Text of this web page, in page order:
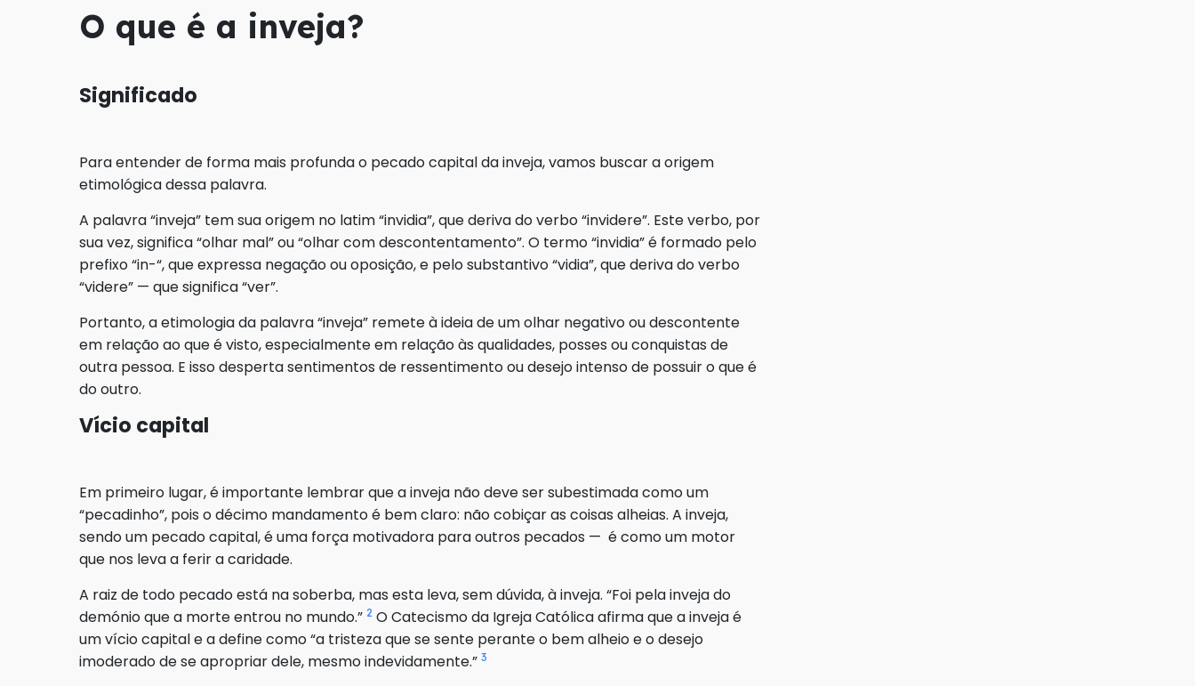
O que é a inveja?
Significado
Para entender de forma mais profunda o pecado capital da inveja, vamos buscar a origem
etimológica dessa palavra.
A palavra “inveja” tem sua origem no latim “invidia”, que deriva do verbo “invidere”. Este verbo, por
sua vez, significa “olhar mal” ou “olhar com descontentamento”. O termo “invidia” é formado pelo
prefixo “in-“, que expressa negação ou oposição, e pelo substantivo “vidia”, que deriva do verbo
“videre” — que significa “ver”.
Portanto, a etimologia da palavra “inveja” remete à ideia de um olhar negativo ou descontente
em relação ao que é visto, especialmente em relação às qualidades, posses ou conquistas de
outra pessoa. E isso desperta sentimentos de ressentimento ou desejo intenso de possuir o que é
do outro.
Vício capital
Em primeiro lugar, é importante lembrar que a inveja não deve ser subestimada como um
“pecadinho”, pois o décimo mandamento é bem claro: não cobiçar as coisas alheias. A inveja,
sendo um pecado capital, é uma força motivadora para outros pecados — é como um motor
que nos leva a ferir a caridade.
A raiz de todo pecado está na soberba, mas esta leva, sem dúvida, à inveja. “Foi pela inveja do
demónio que a morte entrou no mundo.” 2 O Catecismo da Igreja Católica afirma que a inveja é
um vício capital e a define como “a tristeza que se sente perante o bem alheio e o desejo
imoderado de se apropriar dele, mesmo indevidamente.” 3